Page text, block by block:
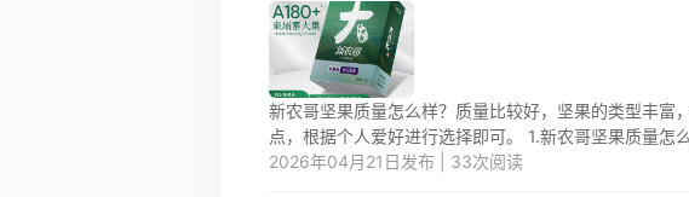
新农哥坚果质量怎么样？质量比较好，坚果的类型丰富
点，根据个人爱好进行选择即可。 1.新农哥坚果质量怎
2026年04月21日发布 | 33次阅读